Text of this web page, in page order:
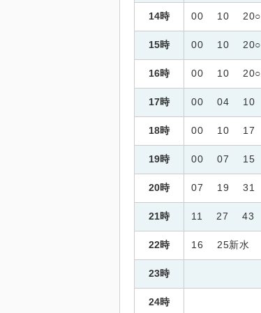
14時 00 10 20○
15時 00 10 20○
16時 00 10 20○
17時 00 04 10
18時 00 10 17
19時 00 07 15
20時 07 19 31
21時 11 27 43
22時 16 25新水
23時
24時